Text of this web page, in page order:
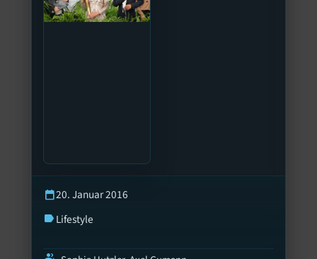
calendar_today20. Januar 2016
labelLifestyle